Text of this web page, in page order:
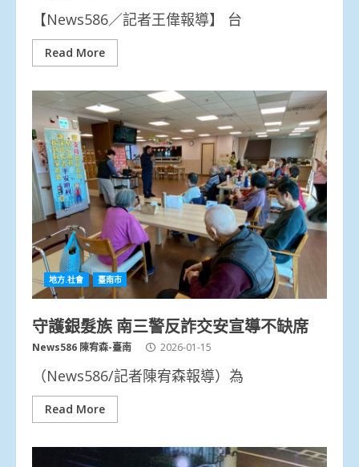
【News586／記者王偉報導】 台
Read More
地方.社會 臺南市
守護銀髮族 南三警反詐交安宣導不缺席
News586 陳宥森-臺南 2026-01-15
（News586/記者陳宥森報導）為
Read More